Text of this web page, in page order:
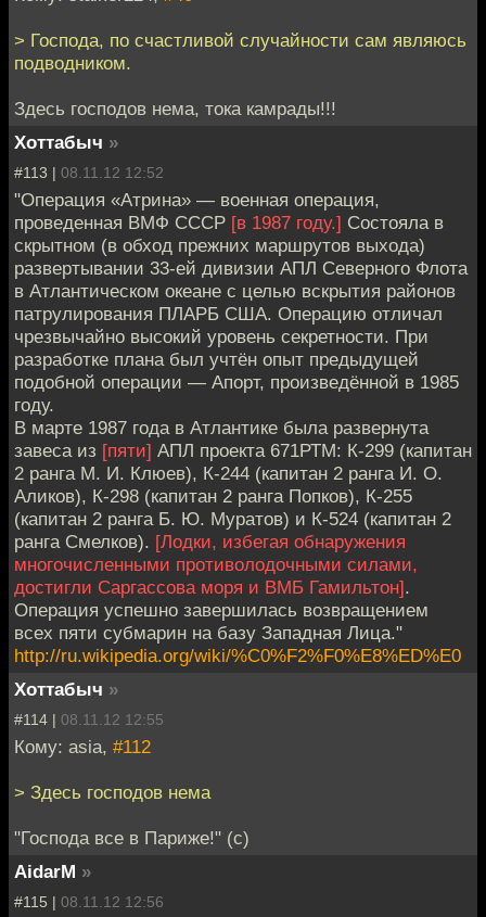
> Господа, по счастливой случайности сам являюсь
подводником.
Здесь господов нема, тока камрады!!!
Хоттабыч »
#113 | 08.11.12 12:52
"Операция «Атрина» — военная операция,
проведенная ВМФ СССР [в 1987 году.] Состояла в
скрытном (в обход прежних маршрутов выхода)
развертывании 33-ей дивизии АПЛ Северного Флота
в Атлантическом океане с целью вскрытия районов
патрулирования ПЛАРБ США. Операцию отличал
чрезвычайно высокий уровень секретности. При
разработке плана был учтён опыт предыдущей
подобной операции — Апорт, произведённой в 1985
году.
В марте 1987 года в Атлантике была развернута
завеса из [пяти] АПЛ проекта 671РТМ: К-299 (капитан
2 ранга М. И. Клюев), К-244 (капитан 2 ранга И. О.
Аликов), К-298 (капитан 2 ранга Попков), К-255
(капитан 2 ранга Б. Ю. Муратов) и К-524 (капитан 2
ранга Смелков). [Лодки, избегая обнаружения
многочисленными противолодочными силами,
достигли Саргассова моря и ВМБ Гамильтон].
Операция успешно завершилась возвращением
всех пяти субмарин на базу Западная Лица."
http://ru.wikipedia.org/wiki/%C0%F2%F0%E8%ED%E0
Хоттабыч »
#114 | 08.11.12 12:55
Кому: asia, #112
> Здесь господов нема
"Господа все в Париже!" (с)
AidarM »
#115 | 08.11.12 12:56